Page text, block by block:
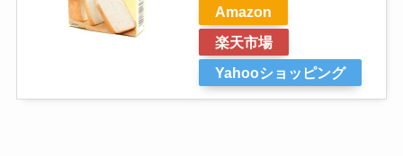
Amazon
楽天市場
Yahooショッピング